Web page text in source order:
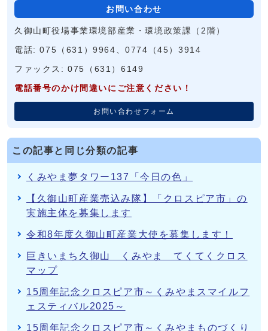
お問い合わせ
久御山町役場事業環境部産業・環境政策課（2階）
電話: 075（631）9964、0774（45）3914
ファックス: 075（631）6149
電話番号のかけ間違いにご注意ください！
お問い合わせフォーム
この記事と同じ分類の記事
くみやま夢タワー137「今日の色」
【久御山町産業売込み隊】「クロスピア市」の
実施主体を募集します
令和8年度久御山町産業大使を募集します！
巨きいまち久御山 くみやま てくてくクロス
マップ
15周年記念クロスピア市～くみやまスマイルフ
ェスティバル2025～
15周年記念クロスピア市～くみやまものづくり